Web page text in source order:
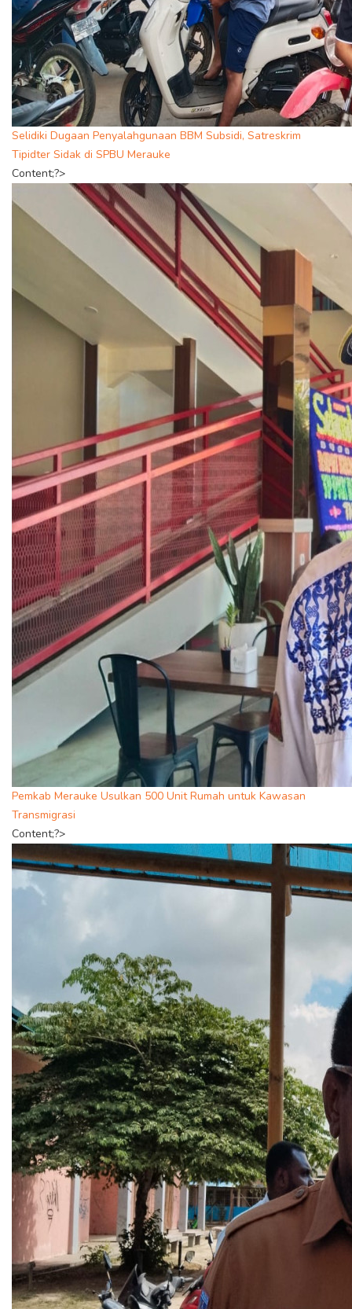
Selidiki Dugaan Penyalahgunaan BBM Subsidi, Satreskrim
Tipidter Sidak di SPBU Merauke
Content;?>
Pemkab Merauke Usulkan 500 Unit Rumah untuk Kawasan
Transmigrasi
Content;?>